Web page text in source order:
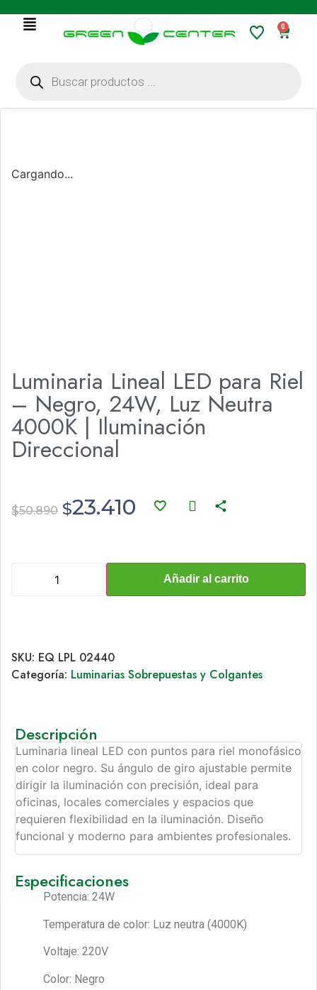
0
Cargando...
Luminaria Lineal LED para Riel
– Negro, 24W, Luz Neutra
4000K | Iluminación
Direccional
$50.890 $23.410
Añadir al carrito
SKU: EQ LPL 02440
Categoría: Luminarias Sobrepuestas y Colgantes
Descripción
Luminaria lineal LED con puntos para riel monofásico
en color negro. Su ángulo de giro ajustable permite
dirigir la iluminación con precisión, ideal para
oficinas, locales comerciales y espacios que
requieren flexibilidad en la iluminación. Diseño
funcional y moderno para ambientes profesionales.
Especificaciones
Potencia: 24W
Temperatura de color: Luz neutra (4000K)
Voltaje: 220V
Color: Negro